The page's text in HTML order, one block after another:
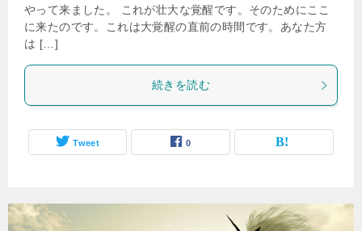
やって来ました。 これが壮大な覚醒です。そのためにここ
に来たのです。これは大覚醒の直前の時間です。あなた方
は […]
続きを読む
Tweet 0